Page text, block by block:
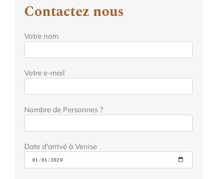
Contactez nous
Votre nom
Votre e-mail
Nombre de Personnes ?
Date d'arrivé à Venise